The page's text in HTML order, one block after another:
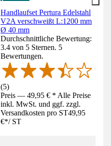
Handlaufset Pertura Edelstahl
V2A verschweißt L:1200 mm
Ø 40 mm
Durchschnittliche Bewertung:
3.4 von 5 Sternen. 5
Bewertungen.
(5)
Preis — 49,95 € * Alle Preise
inkl. MwSt. und ggf. zzgl.
Versandkosten pro ST49,95
€*/ ST